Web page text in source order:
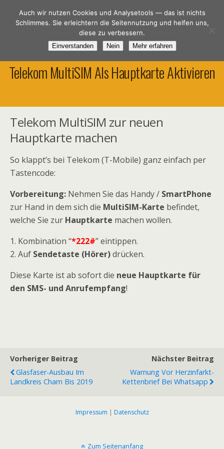
Spar-DSL.de
13. Februar 2018
Telekom MultiSIM Als Hauptkarte Aktivieren
Telekom MultiSIM zur neuen
Hauptkarte machen
So klappt’s bei Telekom (T-Mobile) ganz einfach per
Tastencode:
Vorbereitung: Nehmen Sie das Handy / SmartPhone
zur Hand in dem sich die MultiSIM-Karte befindet,
welche Sie zur Hauptkarte machen wollen.
1. Kombination “*222#” eintippen.
2. Auf Sendetaste (Hörer)drücken.
Diese Karte ist ab sofort die neue Hauptkarte für
den SMS- und Anrufempfang!
Vorheriger Beitrag
Glasfaser-Ausbau Im
Landkreis Cham Bis 2019
Nächster Beitrag
Warnung Vor Herzinfarkt-
Kettenbrief Bei Whatsapp
Impressum | Datenschutz
Auch wir nutzen Cookies und Analysetools — das ist nichts
Schlimmes. Sie erleichtern die Seitennutzung und helfen uns,
diese zu verbessern.
Einverstanden Nein Mehr erfahren
Zum Seitenanfang